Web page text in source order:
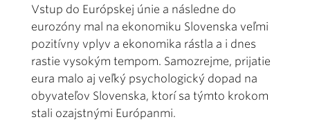
Vstup do Európskej únie a následne do
eurozóny mal na ekonomiku Slovenska veľmi
pozitívny vplyv a ekonomika rástla a i dnes
rastie vysokým tempom. Samozrejme, prijatie
eura malo aj veľký psychologický dopad na
obyvateľov Slovenska, ktorí sa týmto krokom
stali ozajstnými Európanmi.